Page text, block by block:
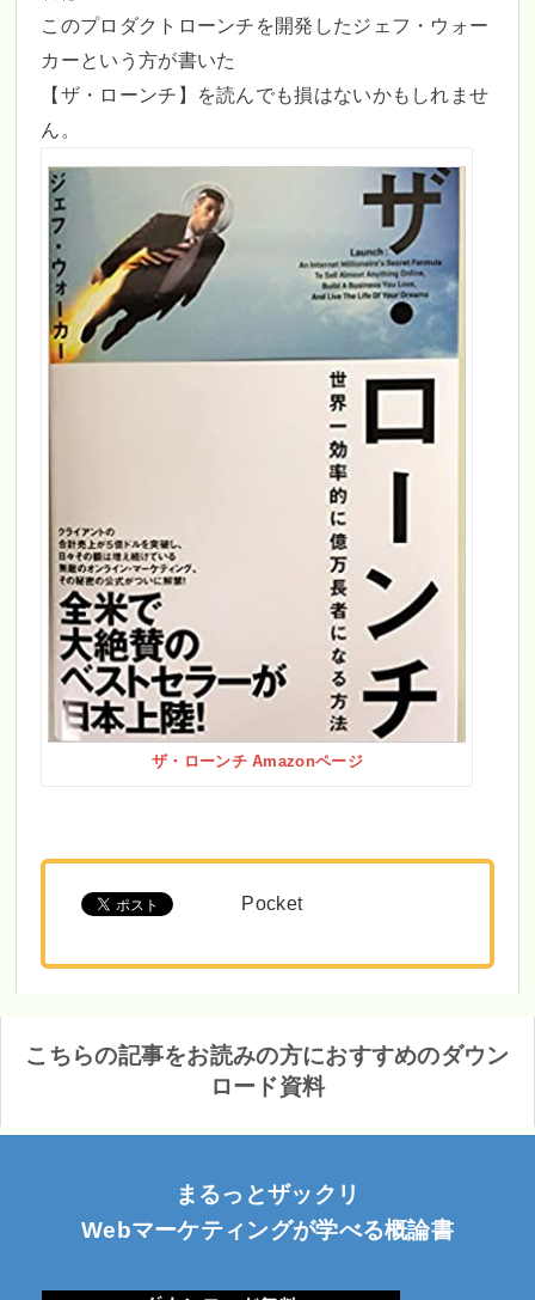
このプロダクトローンチを開発したジェフ・ウォー
カーという方が書いた
【ザ・ローンチ】を読んでも損はないかもしれませ
ん。
ザ・ローンチ Amazonページ
Pocket
こちらの記事をお読みの方におすすめのダウン
ロード資料
まるっとザックリ
Webマーケティングが学べる概論書